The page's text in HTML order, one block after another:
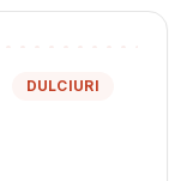
DULCIURI